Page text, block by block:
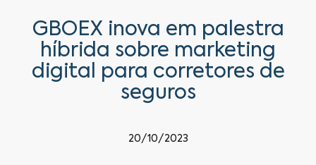
GBOEX inova em palestra
híbrida sobre marketing
digital para corretores de
seguros
20/10/2023